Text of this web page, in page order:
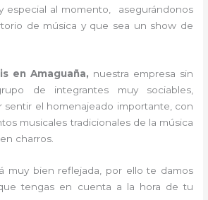
especial al momento, asegurándonos
de música y que sea un show de
en Amaguaña, nuestra empresa sin
de integrantes muy sociables,
sentir el homenajeado importante, con
musicales tradicionales de la música
charros.
muy bien reflejada, por ello te damos
tengas en cuenta a la hora de tu